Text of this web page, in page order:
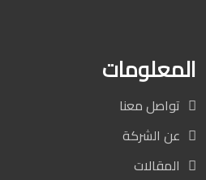
المعلومات
تواصل معنا
عن الشركة
المقالات